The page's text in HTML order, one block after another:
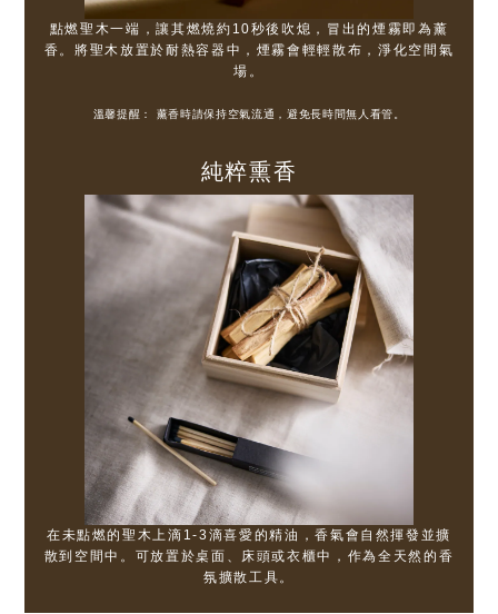
點燃聖木一端，讓其燃燒約10秒後吹熄，冒出的煙霧即為薰
香。將聖木放置於耐熱容器中，煙霧會輕輕散布，淨化空間氣
場。
溫馨提醒： 薰香時請保持空氣流通，避免長時間無人看管。
純粹熏香
在未點燃的聖木上滴1-3滴喜愛的精油，香氣會自然揮發並擴
散到空間中。可放置於桌面、床頭或衣櫃中，作為全天然的香
氛擴散工具。